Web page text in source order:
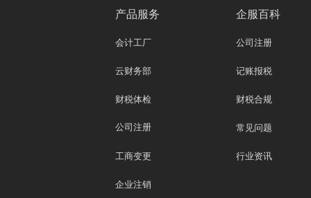
产品服务
会计工厂
云财务部
财税体检
公司注册
工商变更
企业注销
企服百科
公司注册
记账报税
财税合规
常见问题
行业资讯